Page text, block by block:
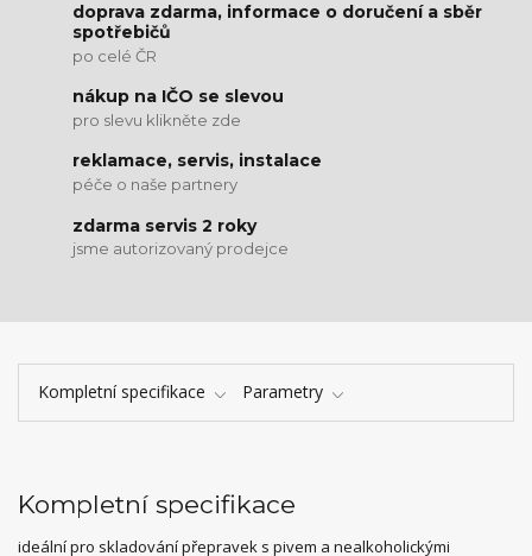
doprava zdarma, informace o doručení a sběr
spotřebičů
po celé ČR
nákup na IČO se slevou
pro slevu klikněte zde
reklamace, servis, instalace
péče o naše partnery
zdarma servis 2 roky
jsme autorizovaný prodejce
Kompletní specifikace Parametry
Kompletní specifikace
ideální pro skladování přepravek s pivem a nealkoholickými